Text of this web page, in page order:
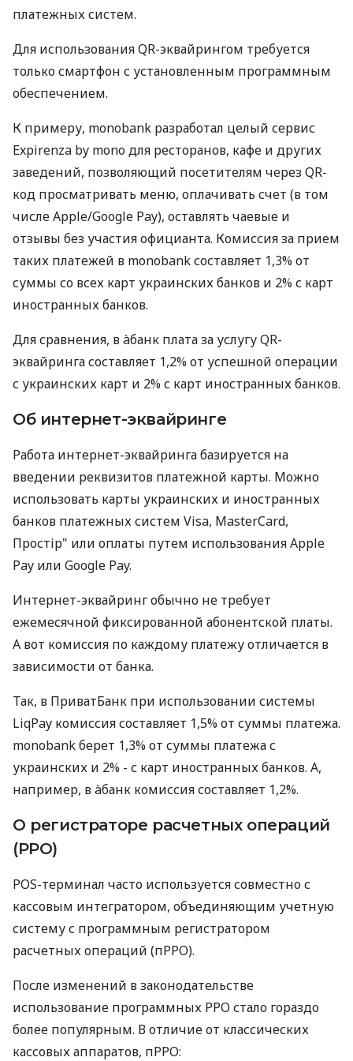
платежных систем.
Для использования QR-эквайрингом требуется
только смартфон с установленным программным
обеспечением.
К примеру, monobank разработал целый сервис
Expirenza by mono для ресторанов, кафе и других
заведений, позволяющий посетителям через QR-
код просматривать меню, оплачивать счет (в том
числе Apple/Google Pay), оставлять чаевые и
отзывы без участия официанта. Комиссия за прием
таких платежей в monobank составляет 1,3% от
суммы со всех карт украинских банков и 2% с карт
иностранных банков.
Для сравнения, в àбанк плата за услугу QR-
эквайринга составляет 1,2% от успешной операции
с украинских карт и 2% с карт иностранных банков.
Об интернет-эквайринге
Работа интернет-эквайринга базируется на
введении реквизитов платежной карты. Можно
использовать карты украинских и иностранных
банков платежных систем Visa, MasterCard,
Простір" или оплаты путем использования Apple
Pay или Google Pay.
Интернет-эквайринг обычно не требует
ежемесячной фиксированной абонентской платы.
А вот комиссия по каждому платежу отличается в
зависимости от банка.
Так, в ПриватБанк при использовании системы
LiqPay комиссия составляет 1,5% от суммы платежа.
monobank берет 1,3% от суммы платежа с
украинских и 2% - с карт иностранных банков. А,
например, в àбанк комиссия составляет 1,2%.
О регистраторе расчетных операций
(РРО)
POS-терминал часто используется совместно с
кассовым интегратором, объединяющим учетную
систему с программным регистратором
расчетных операций (пРРО).
После изменений в законодательстве
использование программных РРО стало гораздо
более популярным. В отличие от классических
кассовых аппаратов, пРРО: